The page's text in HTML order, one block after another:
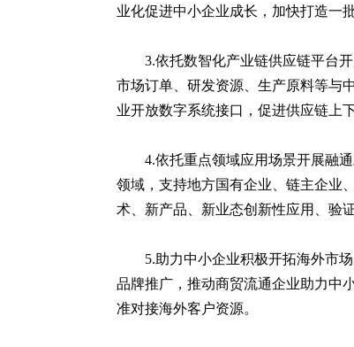
业化促进中小企业成长，加快打造一
3.依托数智化产业链供应链平台
市场订单、研发资源、生产原料等与
业开放数字系统接口，促进供应链上
4.依托重点领域应用场景开展融
领域，支持地方国有企业、链主企业
术、新产品、新业态创新性应用、验
5.助力中小企业积极开拓海外市
品牌推广，推动商贸流通企业助力中
准对接海外客户资源。